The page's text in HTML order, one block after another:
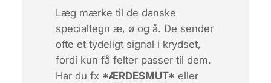
Læg mærke til de danske
specialtegn æ, ø og å. De sender
ofte et tydeligt signal i krydset,
fordi kun få felter passer til dem.
Har du fx *ÆRDESMUT*​ eller